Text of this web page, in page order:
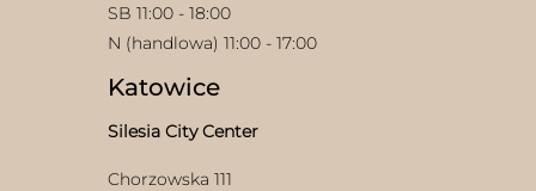
SB 11:00 - 18:00
N (handlowa) 11:00 - 17:00
Katowice
Silesia City Center
Chorzowska 111